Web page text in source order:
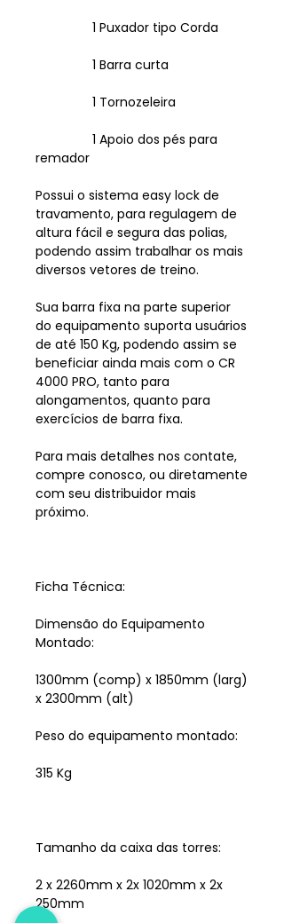
1 Puxador tipo Corda
1 Barra curta
1 Tornozeleira
1 Apoio dos pés para
remador
Possui o sistema easy lock de
travamento, para regulagem de
altura fácil e segura das polias,
podendo assim trabalhar os mais
diversos vetores de treino.
Sua barra fixa na parte superior
do equipamento suporta usuários
de até 150 Kg, podendo assim se
beneficiar ainda mais com o CR
4000 PRO, tanto para
alongamentos, quanto para
exercícios de barra fixa.
Para mais detalhes nos contate,
compre conosco, ou diretamente
com seu distribuidor mais
próximo.
Ficha Técnica:
Dimensão do Equipamento
Montado:
1300mm (comp) x 1850mm (larg)
x 2300mm (alt)
Peso do equipamento montado:
315 Kg
Tamanho da caixa das torres:
2 x 2260mm x 2x 1020mm x 2x
250mm